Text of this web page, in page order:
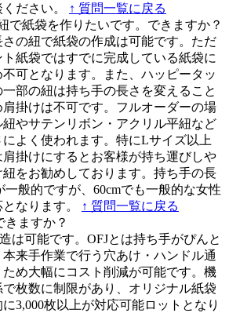
ださい。
↑ 質問一覧に戻る
で紙袋を作りたいです。できますか？
さの紐で紙袋の作成は可能です。ただ
ト紙袋ではすでに完成している紙袋に
可となります。また、ハッピータッ
部の紐は持ち手の長さを変えること
掛けは不可です。フルオーダーの場
やサテンリボン・アクリル平紐など
よく使われます。特にLサイズ以上
掛けにするとお客様が持ち運びしや
をお勧めしております。持ち手の長
一般的ですが、60cmでも一般的な女性
なります。
↑ 質問一覧に戻る
きますか？
は可能です。OFJとは持ち手がぴんと
来手作業で行う穴あけ・ハンドル通
ため大幅にコスト削減が可能です。機
枚数に制限があり、オリジナル紙袋
3,000枚以上が対応可能ロットとなり